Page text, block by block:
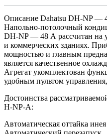
Описание Dahatsu DH-NP —
Напольно-потолочный
DH-NP — 48 А рассчитан на
и коммерческих зданиях.
мощностью и главным
является качественное
Агрегат укомплектован
удобным пультом
Достоинства
H-NP-А:
Автоматическая оттайка инея